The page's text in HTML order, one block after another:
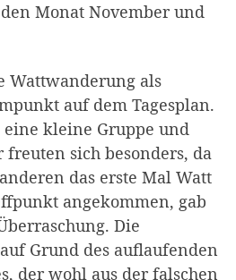
Monat November und
Wattwanderung als
auf dem Tagesplan.
kleine Gruppe und
sich besonders, da
das erste Mal Watt
angekommen, gab
Die
Grund des auflaufenden
der wohl aus der falschen